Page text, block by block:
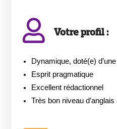
Votre profil :
Dynamique, doté(e)
Esprit pragmatique
Excellent rédactionnel
Très bon niveau